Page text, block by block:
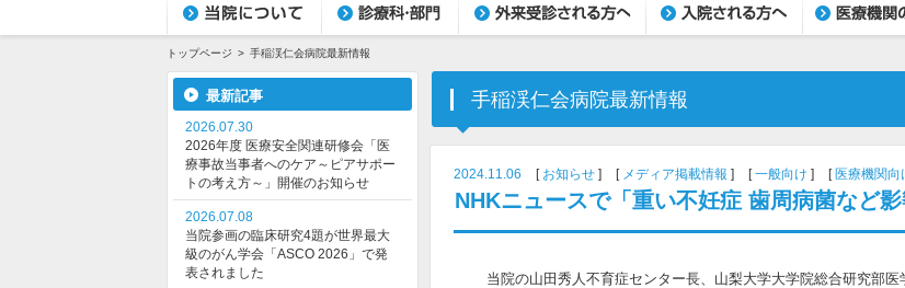
当院について 診療科目・部門
トップページ 手稲渓仁会病院最新情報
手稲渓仁会病院最新情報
2024.11.06 お知らせ メディア掲載情報 一般向け 医療機関向
NHKニュースで「重い不妊症 歯周病菌など
当院の山田秀人不育症センター長、山梨大学大学院総合研究部
最新記事
2026.07.30
2026年度 医療安全関連研修会「医
療事故当事者へのケア～ピアサポー
トの考え方～」開催のお知らせ
2026.07.08
当院参画の臨床研究4題が世界最大
級のがん学会「ASCO 2026」で発
表されました